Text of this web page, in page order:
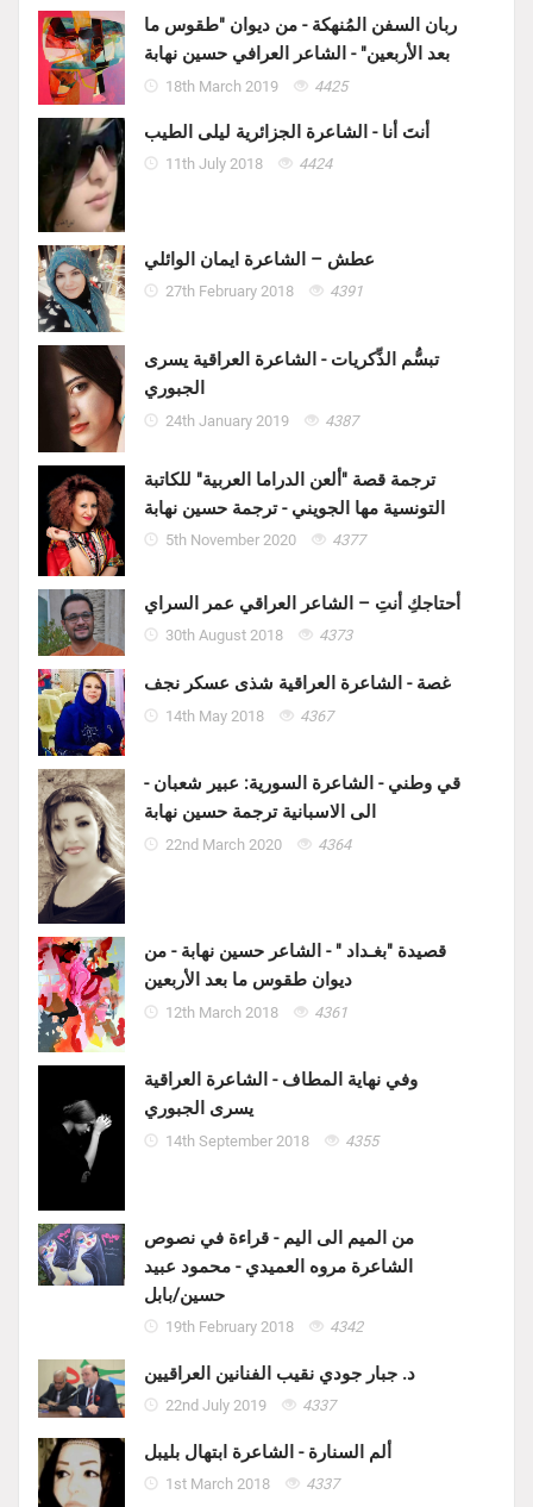
ربان السفن المُنهكة - من ديوان "طقوس ما
بعد الأربعين" - الشاعر العرافي حسين نهابة
18th March 2019 4425
أنتَ أنا - الشاعرة الجزائرية ليلى الطيب
11th July 2018 4424
عطش – الشاعرة ايمان الوائلي
27th February 2018 4391
تبسُّم الذِّكريات - الشاعرة العراقية يسرى
الجبوري
24th January 2019 4387
ترجمة قصة "ألعن الدراما العربية" للكاتبة
التونسية مها الجويني - ترجمة حسين نهابة
5th November 2020 4377
أحتاجكِ أنتِ – الشاعر العراقي عمر السراي
30th August 2018 4373
غصة - الشاعرة العراقية شذى عسكر نجف
14th May 2018 4367
قي وطني - الشاعرة السورية: عبير شعبان -
الى الاسبانية ترجمة حسين نهابة
22nd March 2020 4364
قصيدة "بغـداد " - الشاعر حسين نهابة - من
ديوان طقوس ما بعد الأربعين
12th March 2018 4361
وفي نهاية المطاف - الشاعرة العراقية
يسرى الجبوري
14th September 2018 4355
من الميم الى اليم - قراءة في نصوص
الشاعرة مروه العميدي - محمود عبيد
حسين/بابل
19th February 2018 4342
د. جبار جودي نقيب الفنانين العراقيين
22nd July 2019 4337
ألم السنارة - الشاعرة ابتهال بليبل
1st March 2018 4337